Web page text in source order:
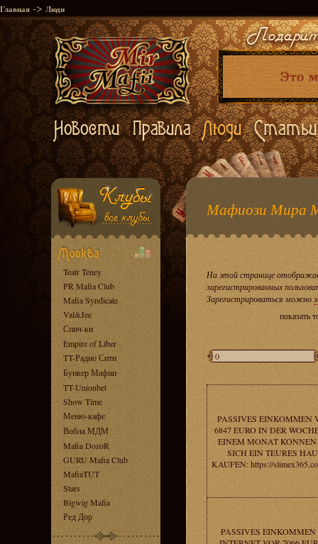
Главная -> Люди
Teatr Teney
PR Mafia Club
Mafia Syndicate
Val&Jee
Спич-ки
Empire of Liber
TT-Радио Сити
Бункер Мафии
TT-Unionbet
Show Time
Меню-кафе
Вобла МДМ
Mafia DozoR
GURU Mafia Club
MafiaTUT
Stars
Bigwig Mafia
Ред Дор
Мафиози Мира
На этой странице
зарегистрированных
Зарегистрироваться можно
показать
PASSIVES EINKOMMEN
6847 EURO IN DER
EINEM MONAT KONNEN
SICH EIN TEURES
KAUFEN: https://
PASSIVES